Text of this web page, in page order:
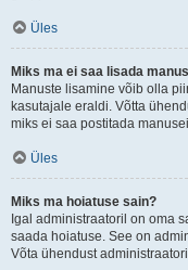
Üles
Miks ma ei saa lisada
Manuste lisamine võib olla
kasutajale eraldi. Võtta
miks ei saa postitada
Üles
Miks ma hoiatuse sain?
Igal administraatoril on oma
saada hoiatuse. See on
Võta ühendust